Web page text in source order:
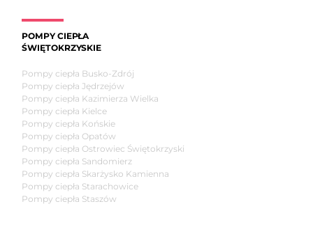
POMPY CIEPŁA
ŚWIĘTOKRZYSKIE
Pompy ciepła Busko-Zdrój
Pompy ciepła Jędrzejów
Pompy ciepła Kazimierza Wielka
Pompy ciepła Kielce
Pompy ciepła Końskie
Pompy ciepła Opatów
Pompy ciepła Ostrowiec Świętokrzyski
Pompy ciepła Sandomierz
Pompy ciepła Skarżysko Kamienna
Pompy ciepła Starachowice
Pompy ciepła Staszów